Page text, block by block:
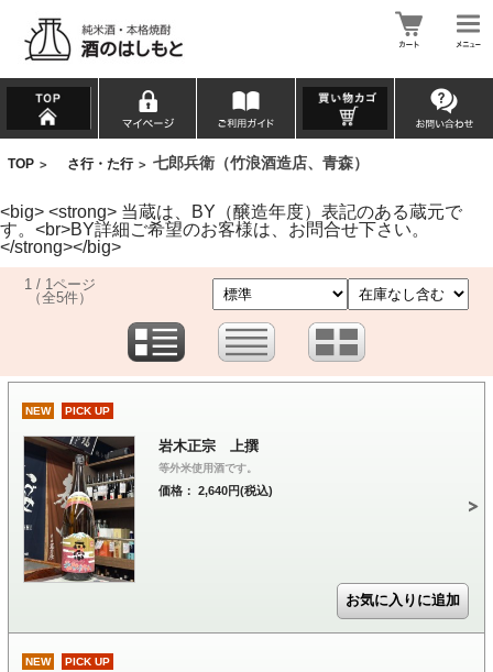
TOP > さ行・た行 > 七郎兵衛（竹浪酒造店、青森）
<big> <strong> 当蔵は、BY（醸造年度）表記のある蔵元で
す。<br>BY詳細ご希望のお客様は、お問合せ下さい。
</strong></big>
1 / 1ページ
（全5件）
NEW PICK UP
岩木正宗 上撰
等外米使用酒です。
価格： 2,640円(税込)
NEW PICK UP